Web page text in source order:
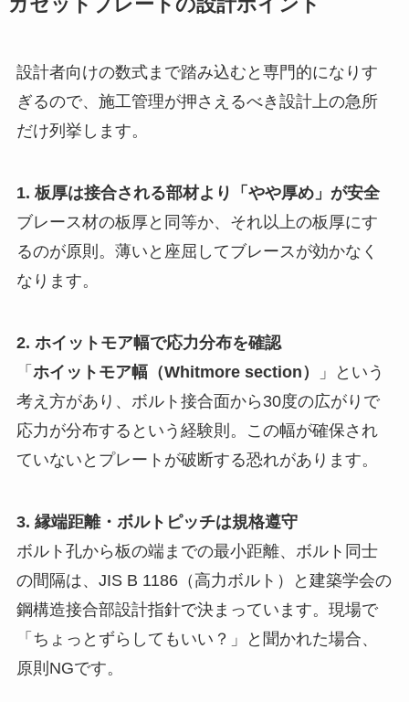
ガセットプレートの設計ポイント
設計者向けの数式まで踏み込むと専門的になりす
ぎるので、施工管理が押さえるべき設計上の急所
だけ列挙します。
1. 板厚は接合される部材より「やや厚め」が安全
ブレース材の板厚と同等か、それ以上の板厚にす
るのが原則。薄いと座屈してブレースが効かなく
なります。
2. ホイットモア幅で応力分布を確認
「 ホイットモア幅（Whitmore section）
」という
考え方があり、ボルト接合面から30度の広がりで
応力が分布するという経験則。この幅が確保され
ていないとプレートが破断する恐れがあります。
3. 縁端距離・ボルトピッチは規格遵守
ボルト孔から板の端までの最小距離、ボルト同士
の間隔は、JIS B 1186（高力ボルト）と建築学会の
鋼構造接合部設計指針で決まっています。現場で
「ちょっとずらしてもいい？」と聞かれた場合、
原則NGです。